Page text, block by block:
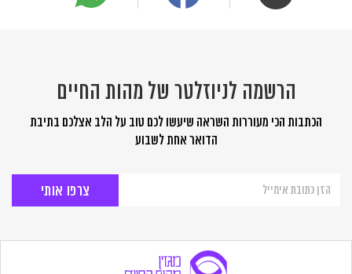
הרשמה לניוזלטר של מהות החיים
הכתבות הכי מעוררות השראה שיעשו לכם טוב על הלב אצלכם בתיבת
הדואר אחת לשבוע
לניוזלטר
החיים